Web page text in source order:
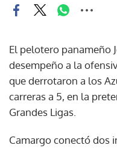
El pelotero panameño
desempeño a la
que derrotaron a los
carreras a 5, en la
Grandes Ligas.
Camargo conectó dos